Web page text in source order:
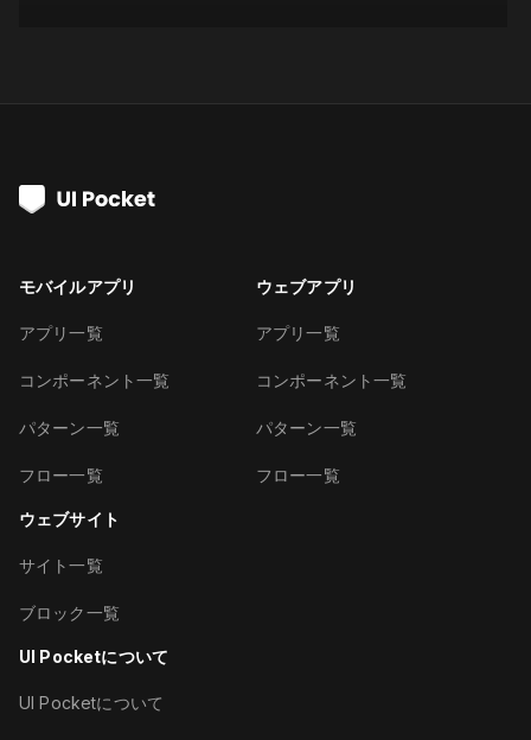
モバイルアプリ
アプリ一覧
コンポーネント一覧
パターン一覧
フロー一覧
ウェブアプリ
アプリ一覧
コンポーネント一覧
パターン一覧
フロー一覧
ウェブサイト
サイト一覧
ブロック一覧
UI Pocketについて
UI Pocketについて